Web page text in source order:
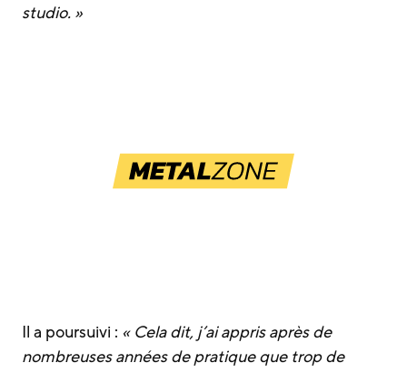
studio. »
Il a poursuivi : « Cela dit, j’ai appris après de
nombreuses années de pratique que trop de